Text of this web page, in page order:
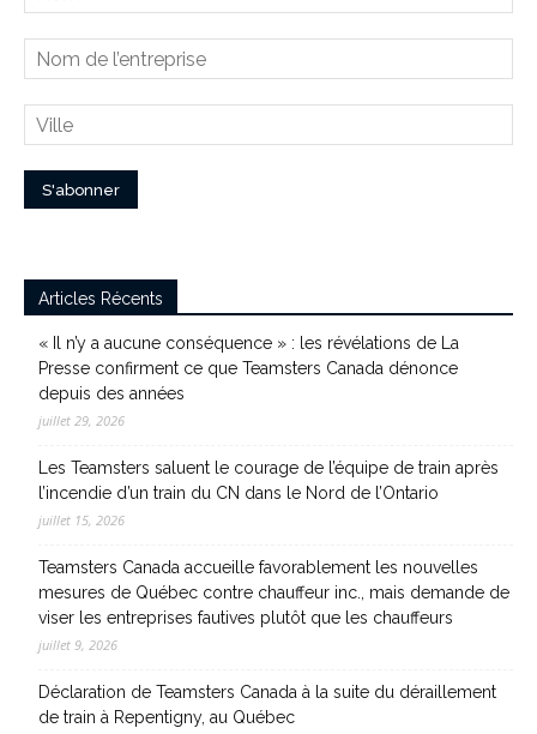
Articles Récents
« Il n’y a aucune conséquence » : les révélations de La
Presse confirment ce que Teamsters Canada dénonce
depuis des années
juillet 29, 2026
Les Teamsters saluent le courage de l’équipe de train après
l’incendie d’un train du CN dans le Nord de l’Ontario
juillet 15, 2026
Teamsters Canada accueille favorablement les nouvelles
mesures de Québec contre chauffeur inc., mais demande de
viser les entreprises fautives plutôt que les chauffeurs
juillet 9, 2026
Déclaration de Teamsters Canada à la suite du déraillement
de train à Repentigny, au Québec